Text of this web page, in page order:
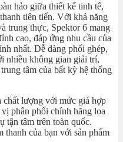
hảo giữa thiết kế tinh tế,
tiên tiến. Với khả năng
trung thực, Spektor 6 mang
cao, đáp ứng nhu cầu của
nhất. Dễ dàng phối ghép,
nhiều không gian giải trí,
tâm của bất kỳ hệ thống
chất lượng với mức giá hợp
phân phối chính hãng loa
tận tâm trên toàn quốc.
của bạn với sản phẩm